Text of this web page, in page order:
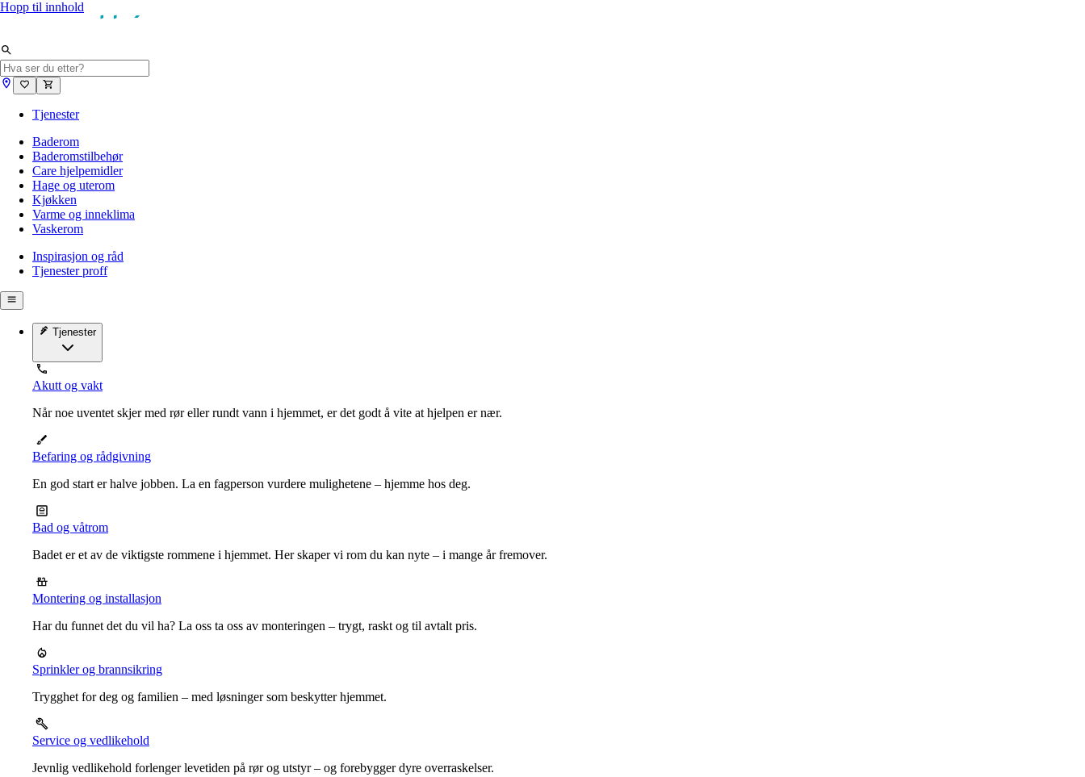
Hopp til innhold
Tjenester
Baderom
Baderomstilbehør
Care hjelpemidler
Hage og uterom
Kjøkken
Varme og inneklima
Vaskerom
Inspirasjon og råd
Tjenester proff
Tjenester
Akutt og vakt
Når noe uventet skjer med rør eller rundt vann i hjemmet, er det godt å vite at hjelpen er nær.
Befaring og rådgivning
En god start er halve jobben. La en fagperson vurdere mulighetene – hjemme hos deg.
Bad og våtrom
Badet er et av de viktigste rommene i hjemmet. Her skaper vi rom du kan nyte – i mange år fremover.
Montering og installasjon
Har du funnet det du vil ha? La oss ta oss av monteringen – trygt, raskt og til avtalt pris.
Sprinkler og brannsikring
Trygghet for deg og familien – med løsninger som beskytter hjemmet.
Service og vedlikehold
Jevnlig vedlikehold forlenger levetiden på rør og utstyr – og forebygger dyre overraskelser.